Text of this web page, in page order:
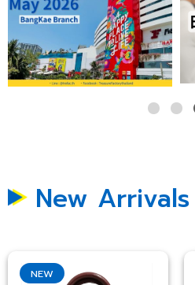
New Arrivals
NEW